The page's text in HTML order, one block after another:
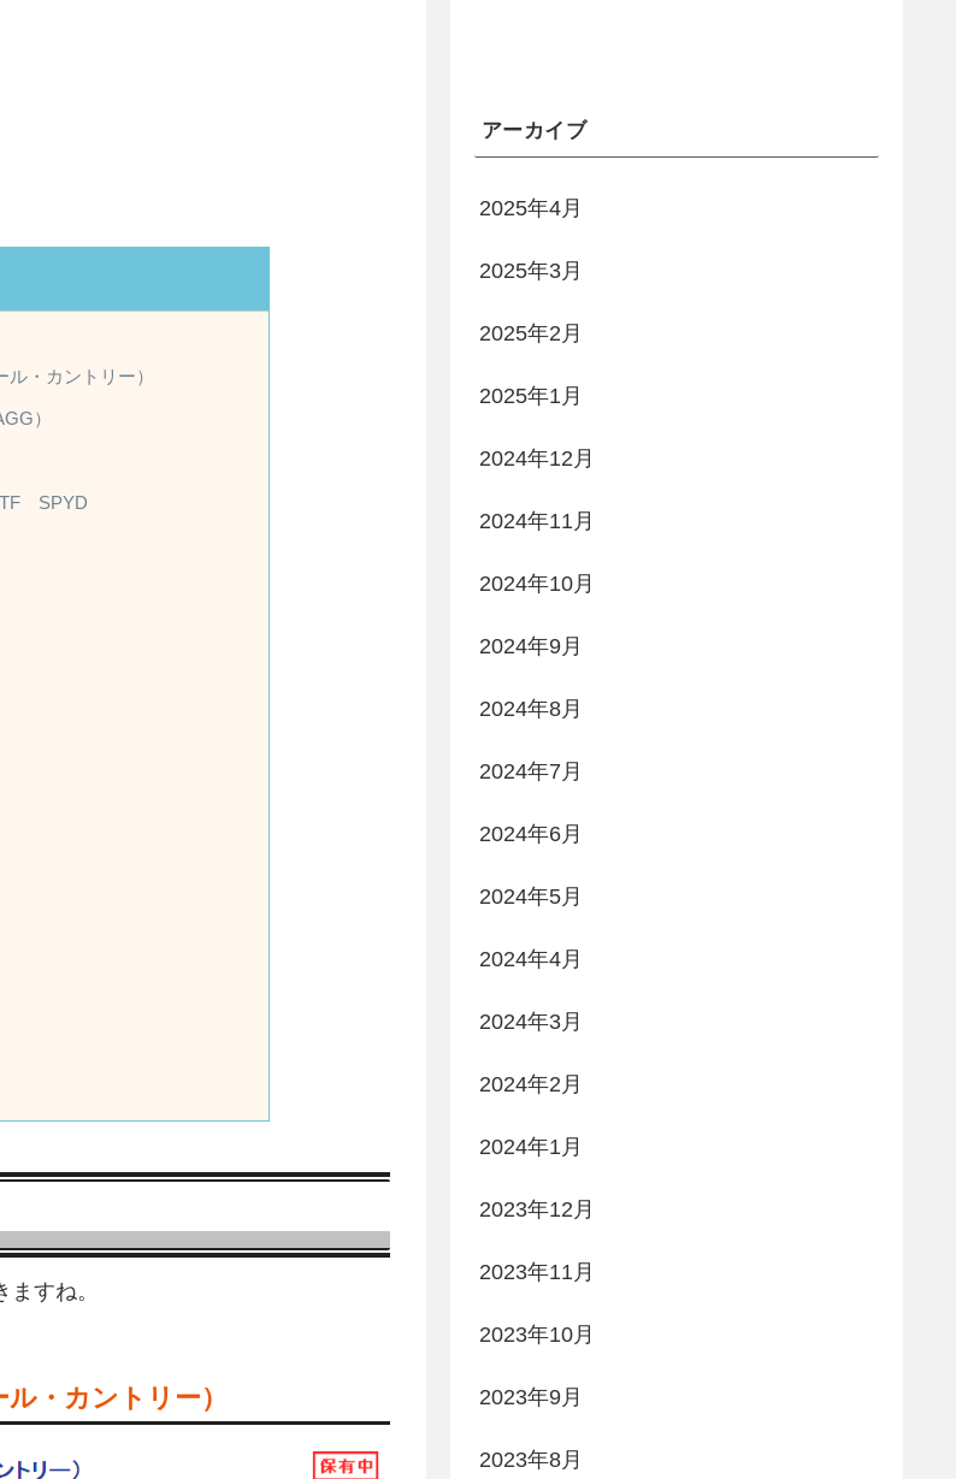
・カントリー）
）
SPYD
すね。
・カントリー）
アーカイブ
2025年4月
2025年3月
2025年2月
2025年1月
2024年12月
2024年11月
2024年10月
2024年9月
2024年8月
2024年7月
2024年6月
2024年5月
2024年4月
2024年3月
2024年2月
2024年1月
2023年12月
2023年11月
2023年10月
2023年9月
2023年8月